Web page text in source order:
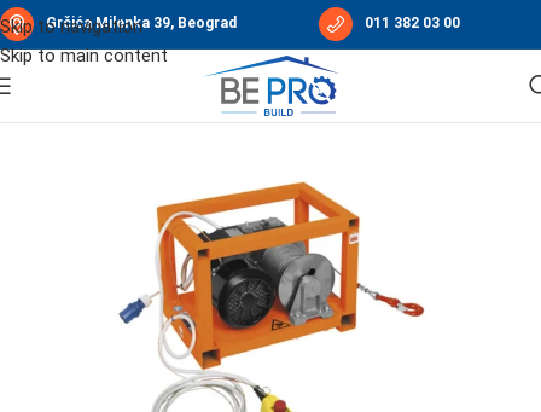
Skip to navigation
Skip to main content
Grčića Milenka 39, Beograd 011 382 03 00
Početna Građevinske dizalice/ Dizalice „vrapci“ IORI